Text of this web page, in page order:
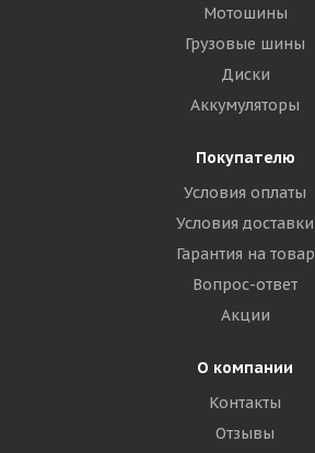
Мотошины
Грузовые шины
Диски
Аккумуляторы
Покупателю
Условия оплаты
Условия доставки
Гарантия на товар
Вопрос-ответ
Акции
О компании
Контакты
Отзывы